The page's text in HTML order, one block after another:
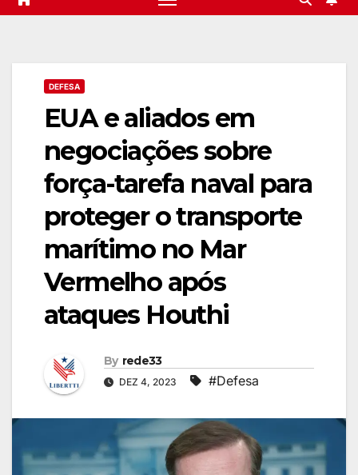
DEFESA
EUA e aliados em
negociações sobre
força-tarefa naval para
proteger o transporte
marítimo no Mar
Vermelho após
ataques Houthi
By rede33
DEZ 4, 2023 #Defesa